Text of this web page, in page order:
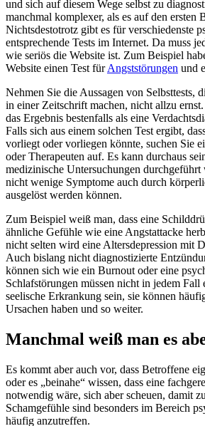
und sich auf diesem Wege selbst zu
manchmal komplexer, als es auf den ersten
Nichtsdestotrotz gibt es für verschiedenste
entsprechende Tests im Internet. Da muss
wie seriös die Website ist. Zum Beispiel
Website einen Test fürAngststörungen und
Nehmen Sie die Aussagen von Selbsttests,
in einer Zeitschrift machen, nicht allzu ernst.
das Ergebnis bestenfalls als eine
Falls sich aus einem solchen Test ergibt,
vorliegt oder vorliegen könnte, suchen Sie
oder Therapeuten auf. Es kann durchaus
medizinische Untersuchungen durchgeführt
nicht wenige Symptome auch durch
ausgelöst werden können.
Zum Beispiel weiß man, dass eine
ähnliche Gefühle wie eine Angstattacke
nicht selten wird eine Altersdepression mit
Auch bislang nicht diagnostizierte
können sich wie ein Burnout oder eine
Schlafstörungen müssen nicht in jedem
seelische Erkrankung sein, sie können
Ursachen haben und so weiter.
Manchmal weiß man es
Es kommt aber auch vor, dass Betroffene
oder es „beinahe“ wissen, dass eine
notwendig wäre, sich aber scheuen, damit
Schamgefühle sind besonders im Bereich
häufig anzutreffen.